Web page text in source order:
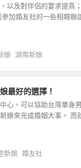
以及對伴侶的要求提高
加婚友社的一些相親聯
娘 湖南新娘
最好的選擇！
心，可以協助台灣單身
娘來完成婚姻大事。 而
新娘 婚友社